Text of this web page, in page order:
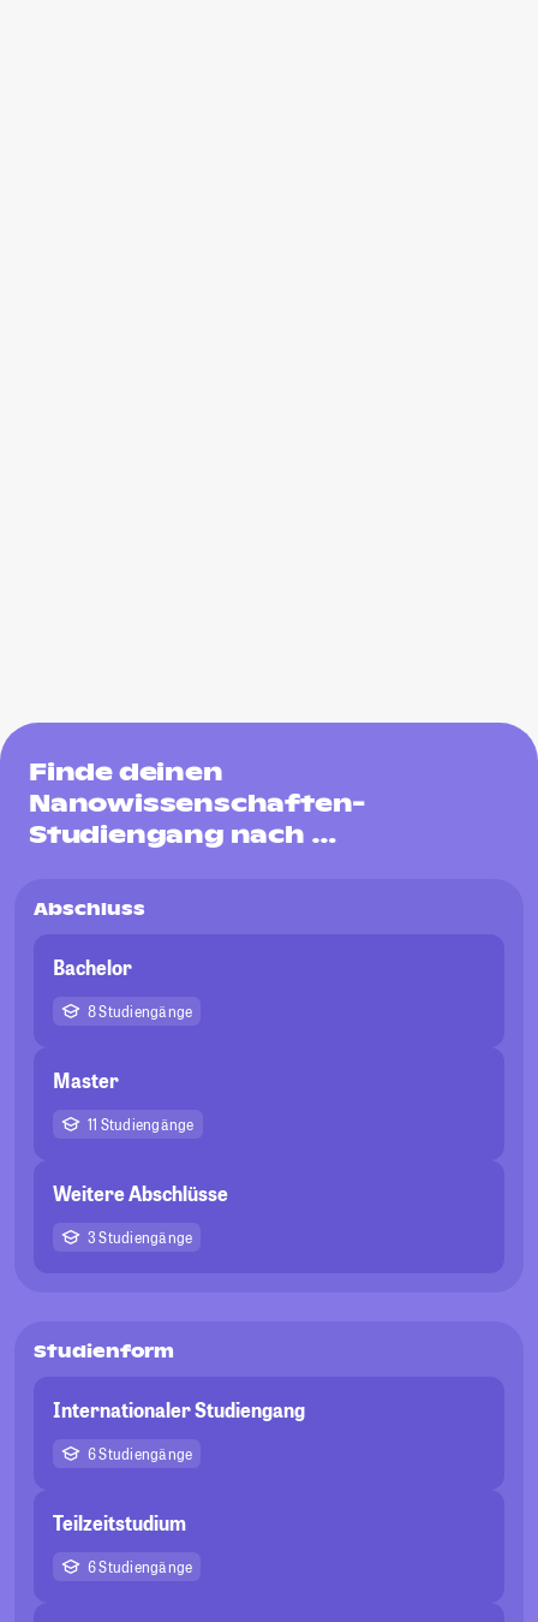
Finde deinen
Nanowissenschaften-
Studiengang nach …
Abschluss
Bachelor
8 Studiengänge
Master
11 Studiengänge
Weitere Abschlüsse
3 Studiengänge
Studienform
Internationaler Studiengang
6 Studiengänge
Teilzeitstudium
6 Studiengänge